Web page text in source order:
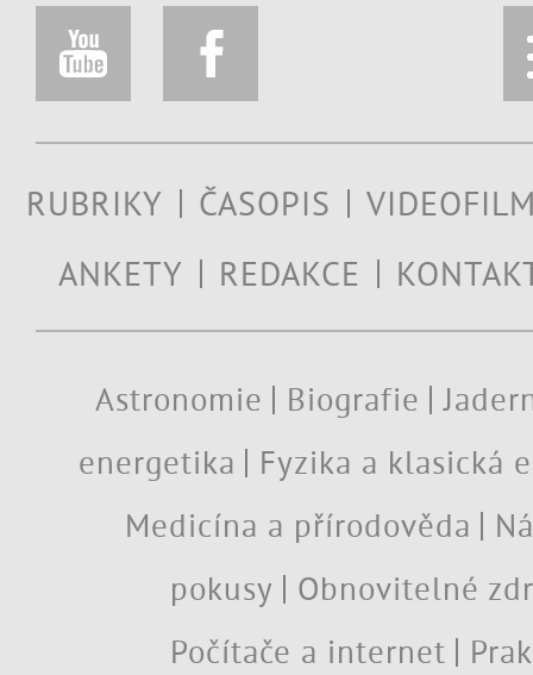
RUBRIKY ČASOPIS
ANKETY
REDAKCE
Astronomie Biografie
energetika
Fyzika a klasická
Medicína a přírodověda
pokusy
Obnovitelné
Počítače a internet